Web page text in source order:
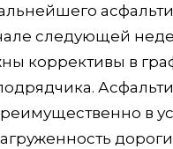
следующей
коррективы в
в